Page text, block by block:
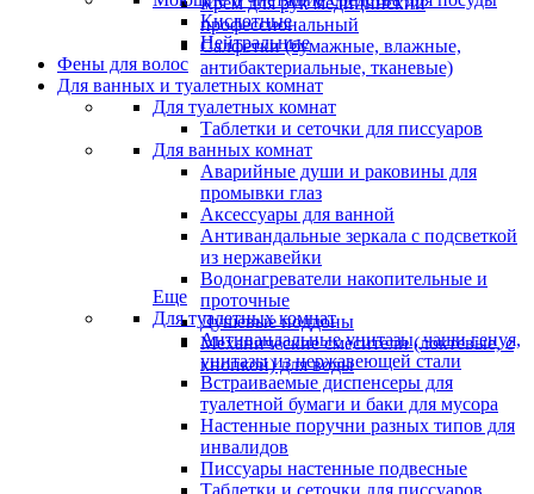
профессиональный
Салфетки (бумажные, влажные,
антибактериальные, тканевые)
Кислотные
Нейтральные
Фены для волос
Для ванных и туалетных комнат
Для туалетных комнат
Таблетки и сеточки для писсуаров
Для ванных комнат
Аварийные души и раковины для
промывки глаз
Аксессуары для ванной
Антивандальные зеркала с подсветкой
из нержавейки
Водонагреватели накопительные и
проточные
Душевые поддоны
Механические смесители (локтевые, с
кнопкой) для воды
Еще
Для туалетных комнат
Антивандальные унитазы, чаши генуя,
унитазы из нержавеющей стали
Встраиваемые диспенсеры для
туалетной бумаги и баки для мусора
Настенные поручни разных типов для
инвалидов
Писсуары настенные подвесные
Таблетки и сеточки для писсуаров